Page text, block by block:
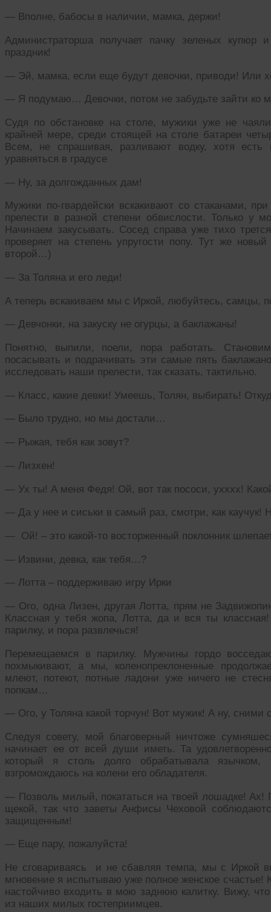
— Вполне, бабосы в наличии, мамка, держи!
Администраторша получает пачку зеленых купюр
праздник!
— Эй, мамка, если еще будут девочки, приводи! Или
— Я подумаю… Девочки, потом не забудьте зайти ко
Судя по обстановке на столе, мужики уже не
крайней мере, среди стоящей на столе батареи
Всем, не спрашивая, разливают водку, хотя
уравняться в градусе
— Ну, за долгожданных дам!
Мужики по-гвардейски вскакивают со стаканами,
прелести в разной степени обвислости. Только у
Начинаем закусывать. Сосед справа уже тихо
проверяет на степень упругости попу. Тут же
второй…)
— За Толяна и его леди!
А теперь вскакиваем мы с Иркой, любуйтесь, самцы,
— Девчонки, на закуску не огурцы, а баклажаны!
Понятно, выпили, поели, пора работать.
посасывать и подрачивать эти самые пять
исследовать наши прелести, так сказать, тактильно.
— Класс, какие девки! Умеешь, Толян, выбирать!
— Было трудно, но мы достали…
— Рыжая, тебя как зовут?
— Лизхен!
— Ух ты! А меня Федя! Ой, вот так пососи, ухххх!
— Да у нее и сиськи в самый раз, смотри, как каучук!
— Ой! – это какой-то восторженный поклонник
— Извини, девка, как тебя…?
— Лотта – поддерживаю игру Ирки
— Ого, одна Лизен, другая Лотта, прям не
Классная у тебя жопа, Лотта, да и вся ты
парилку, и пора развлечься!
Перемещаемся в парилку. Мужчины гордо
похмыкивают, а мы, коленопреклоненные
млеют, потеют, потные ладони уже ничего не
попкам…
— Ого, у Толяна какой торчун! Вот мужик! А ну, сними
Следуя совету, мой благоверный ничтоже
начинает ее от всей души иметь. Та
который я столь долго обрабатывала
взгромождаюсь на колени его обладателя.
— Позволь милый, покататься на твоей лошадке! Ах!
щекой, так что заветы Анфисы Чеховой
защищенным!
— Еще пару, пожалуйста!
Не сговариваясь и не сбавляя темпа, мы с Иркой
мгновение я испытываю уже полное женское счастье!
настойчиво входить в мою заднюю калитку. Вижу,
из наших милых гостеприимцев.